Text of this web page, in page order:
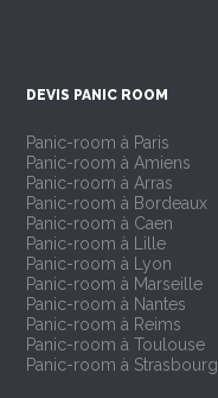
DEVIS PANIC ROOM
Panic-room à Paris
Panic-room à Amiens
Panic-room à Arras
Panic-room à Bordeaux
Panic-room à Caen
Panic-room à Lille
Panic-room à Lyon
Panic-room à Marseille
Panic-room à Nantes
Panic-room à Reims
Panic-room à Toulouse
Panic-room à Strasbourg